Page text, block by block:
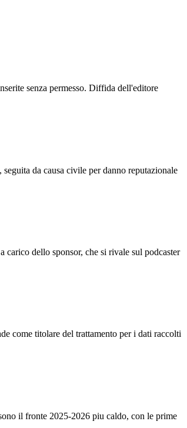
senza permesso. Diffida dell'editore
da causa civile per danno reputazionale
dello sponsor, che si rivale sul podcaster
come titolare del trattamento per i dati raccolti
il fronte 2025-2026 piu caldo, con le prime